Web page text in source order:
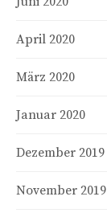
April 2020
März 2020
Januar 2020
Dezember 2019
November 2019